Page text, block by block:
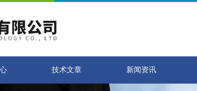
技术文章 新闻资讯